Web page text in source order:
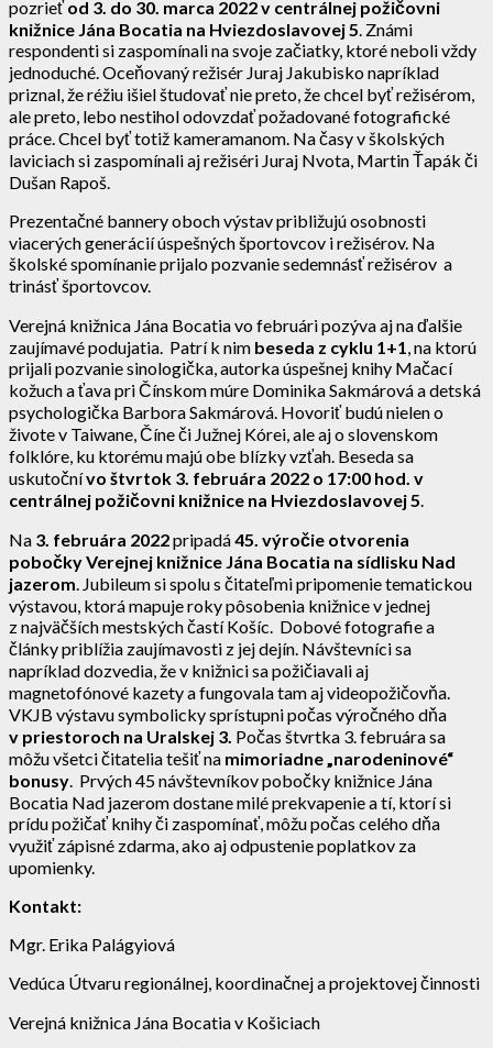
pozrieťod 3. do 30. marca 2022 v centrálnej požičovni
knižnice Jána Bocatia na Hviezdoslavovej 5 . Známi
respondenti si zaspomínali na svoje začiatky, ktoré neboli vždy
jednoduché. Oceňovaný režisér Juraj Jakubisko napríklad
priznal, že réžiu išiel študovať nie preto, že chcel byť režisérom,
ale preto, lebo nestihol odovzdať požadované fotografické
práce. Chcel byť totiž kameramanom. Na časy v školských
laviciach si zaspomínali aj režiséri Juraj Nvota, Martin Ťapák či
Dušan Rapoš.
Prezentačné bannery oboch výstav približujú osobnosti
viacerých generácií úspešných športovcov i režisérov. Na
školské spomínanie prijalo pozvanie sedemnásť režisérov a
trinásť športovcov.
Verejná knižnica Jána Bocatia vo februári pozýva aj na ďalšie
zaujímavé podujatia. Patrí k nim beseda z cyklu 1+1 , na ktorú
prijali pozvanie sinologička, autorka úspešnej knihy Mačací
kožuch a ťava pri Čínskom múre Dominika Sakmárová a detská
psychologička Barbora Sakmárová. Hovoriť budú nielen o
živote v Taiwane, Číne či Južnej Kórei, ale aj o slovenskom
folklóre, ku ktorému majú obe blízky vzťah. Beseda sa
uskutočnívo štvrtok 3. februára 2022 o 17:00 hod. v
centrálnej požičovni knižnice na Hviezdoslavovej 5
Na 3. februára 2022pripadá45. výročie otvorenia
pobočky Verejnej knižnice Jána Bocatia na sídlisku Nad
jazerom . Jubileum si spolu s čitateľmi pripomenie tematickou
výstavou, ktorá mapuje roky pôsobenia knižnice v jednej
z najväčších mestských častí Košíc. Dobové fotografie a
články priblížia zaujímavosti z jej dejín. Návštevníci sa
napríklad dozvedia, že v knižnici sa požičiavali aj
magnetofónové kazety a fungovala tam aj videopožičovňa.
VKJB výstavu symbolicky sprístupni počas výročného dňa
v priestoroch na Uralskej 3. Počas štvrtka 3. februára sa
môžu všetci čitatelia tešiť na mimoriadne „narodeninové“
bonusy . Prvých 45 návštevníkov pobočky knižnice Jána
Bocatia Nad jazerom dostane milé prekvapenie a tí, ktorí si
prídu požičať knihy či zaspomínať, môžu počas celého dňa
využiť zápisné zdarma, ako aj odpustenie poplatkov za
upomienky.
Kontakt:
Mgr. Erika Palágyiová
Vedúca Útvaru regionálnej, koordinačnej a projektovej činnosti
Verejná knižnica Jána Bocatia v Košiciach